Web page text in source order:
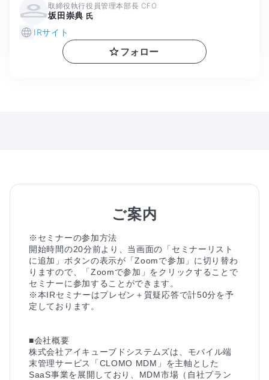
取締役執行役員管理本部長 CFO
坂田崇典 氏
IRサイト
フォロー
ご案内
※セミナーの参加方法
開始時間の20分前より、当画面の「セミナーリスト
に追加」ボタンの表示が「Zoomで参加」に切り替わ
りますので、「Zoomで参加」をクリックすることで
セミナーに参加することができます。
※本IRセミナーはプレゼン＋質疑応答で計50分を予
定しております。
■会社概要
株式会社アイキューブドシステムズは、モバイル端
末管理サービス「CLOMO MDM」を主軸とした
SaaS事業を展開しており、MDM市場（自社ブラン